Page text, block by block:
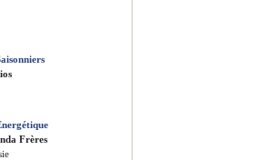
Frères